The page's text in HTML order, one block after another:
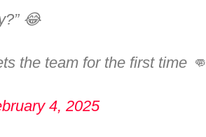
😂
the team for the first time 👊
4, 2025